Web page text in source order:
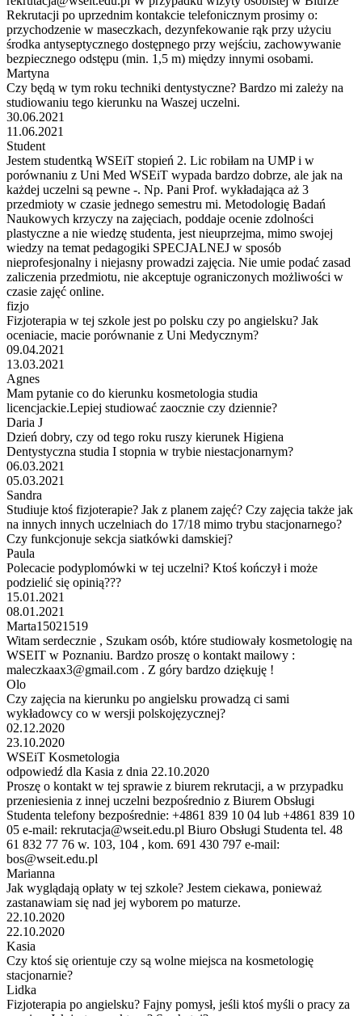
Rekrutacji po uprzednim kontakcie telefonicznym prosimy o:
przychodzenie w maseczkach, dezynfekowanie rąk przy użyciu
środka antyseptycznego dostępnego przy wejściu, zachowywanie
bezpiecznego odstępu (min. 1,5 m) między innymi osobami.
Martyna
Czy będą w tym roku techniki dentystyczne? Bardzo mi zależy na
studiowaniu tego kierunku na Waszej uczelni.
30.06.2021
11.06.2021
Student
Jestem studentką WSEiT stopień 2. Lic robiłam na UMP i w
porównaniu z Uni Med WSEiT wypada bardzo dobrze, ale jak na
każdej uczelni są pewne -. Np. Pani Prof. wykładająca aż 3
przedmioty w czasie jednego semestru mi. Metodologię Badań
Naukowych krzyczy na zajęciach, poddaje ocenie zdolności
plastyczne a nie wiedzę studenta, jest nieuprzejma, mimo swojej
wiedzy na temat pedagogiki SPECJALNEJ w sposób
nieprofesjonalny i niejasny prowadzi zajęcia. Nie umie podać zasad
zaliczenia przedmiotu, nie akceptuje ograniczonych możliwości w
czasie zajęć online.
fizjo
Fizjoterapia w tej szkole jest po polsku czy po angielsku? Jak
oceniacie, macie porównanie z Uni Medycznym?
09.04.2021
13.03.2021
Agnes
Mam pytanie co do kierunku kosmetologia studia
licencjackie.Lepiej studiować zaocznie czy dziennie?
Daria J
Dzień dobry, czy od tego roku ruszy kierunek Higiena
Dentystyczna studia I stopnia w trybie niestacjonarnym?
06.03.2021
05.03.2021
Sandra
Studiuje ktoś fizjoterapie? Jak z planem zajęć? Czy zajęcia także jak
na innych innych uczelniach do 17/18 mimo trybu stacjonarnego?
Czy funkcjonuje sekcja siatkówki damskiej?
Paula
Polecacie podyplomówki w tej uczelni? Ktoś kończył i może
podzielić się opinią???
15.01.2021
08.01.2021
Marta15021519
Witam serdecznie , Szukam osób, które studiowały kosmetologię na
WSEIT w Poznaniu. Bardzo proszę o kontakt mailowy :
maleczkaax3@gmail.com . Z góry bardzo dziękuję !
Olo
Czy zajęcia na kierunku po angielsku prowadzą ci sami
wykładowcy co w wersji polskojęzycznej?
02.12.2020
23.10.2020
WSEiT Kosmetologia
odpowiedź dla Kasia z dnia 22.10.2020
Proszę o kontakt w tej sprawie z biurem rekrutacji, a w przypadku
przeniesienia z innej uczelni bezpośrednio z Biurem Obsługi
Studenta telefony bezpośrednie: +4861 839 10 04 lub +4861 839 10
05 e-mail: rekrutacja@wseit.edu.pl Biuro Obsługi Studenta tel. 48
61 832 77 76 w. 103, 104 , kom. 691 430 797 e-mail:
bos@wseit.edu.pl
Marianna
Jak wyglądają opłaty w tej szkole? Jestem ciekawa, ponieważ
zastanawiam się nad jej wyborem po maturze.
22.10.2020
22.10.2020
Kasia
Czy ktoś się orientuje czy są wolne miejsca na kosmetologię
stacjonarnie?
Lidka
Fizjoterapia po angielsku? Fajny pomysł, jeśli ktoś myśli o pracy za